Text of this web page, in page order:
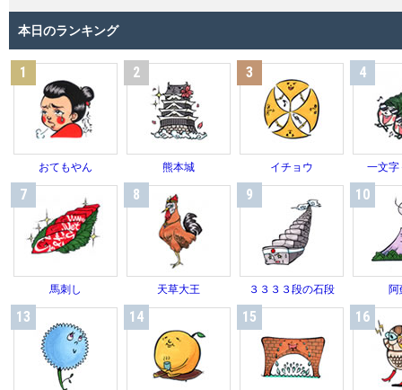
本日のランキング
1
おてもやん
2
熊本城
3
イチョウ
4
一文字
7
馬刺し
8
天草大王
9
３３３３段の石段
10
阿
13 14 15 16